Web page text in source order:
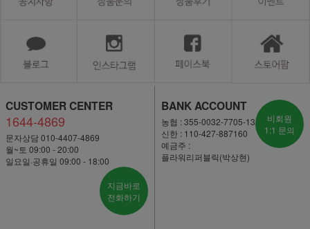
CUSTOMER CENTER
1644-4869
문자상담 010-4407-4869
월~토 09:00 - 20:00
일요일·공휴일 09:00 - 18:00
지금바로
전화하기
BANK ACCOUNT
농협 : 355-0032-7705-13
신한 : 110-427-887160
예금주 :
플라워리퍼블릭(박상현)
비회원
1:1 문의